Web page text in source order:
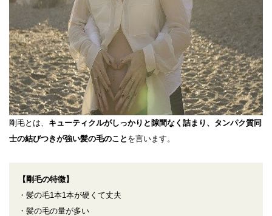
剛毛とは、 キューティクルがしっかりと隙間なく詰まり、タンパク質同
士の結びつきが強い髪の毛のこと を言います。
【剛毛の特徴】
・髪の毛1本1本が硬くて丈夫
・髪の毛の量が多い